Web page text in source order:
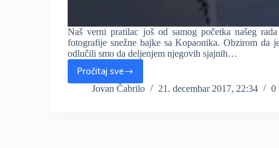
Naš verni pratilac još od samog početka našeg
fotografije snežne bajke sa Kopaonika. Obzirom da
odlučili smo da deljenjem njegovih sjajnih…
Pročitaj sve
Snežna
bajka
Jovan Čabrilo 21. decembar 2017, 22:34 0